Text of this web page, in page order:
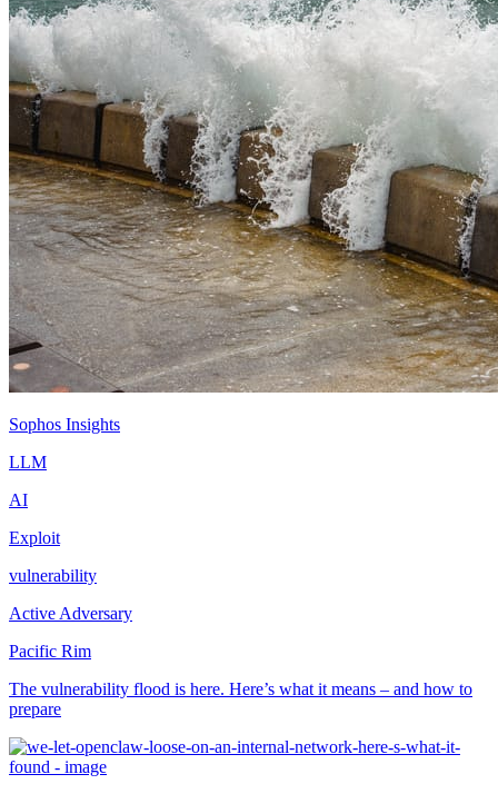
Sophos Insights
LLM
AI
Exploit
vulnerability
Active Adversary
Pacific Rim
The vulnerability flood is here. Here’s what it means – and how to
prepare